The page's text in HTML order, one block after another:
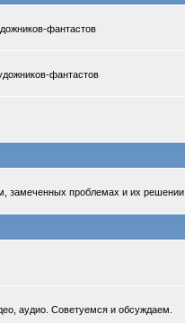
фантастов
фантастов
проблемах и их решении.
аудио. Советуемся и обсуждаем.